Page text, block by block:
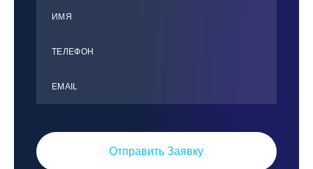
ИМЯ
ТЕЛЕФОН
ЕMАIL
Отправить Заявку